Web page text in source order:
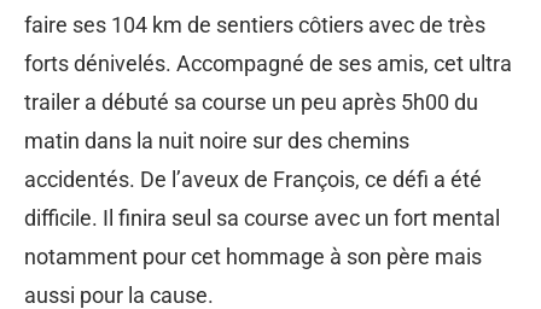
faire ses 104 km de sentiers côtiers avec de très
forts dénivelés. Accompagné de ses amis, cet ultra
trailer a débuté sa course un peu après 5h00 du
matin dans la nuit noire sur des chemins
accidentés. De l’aveux de François, ce défi a été
difficile. Il finira seul sa course avec un fort mental
notamment pour cet hommage à son père mais
aussi pour la cause.